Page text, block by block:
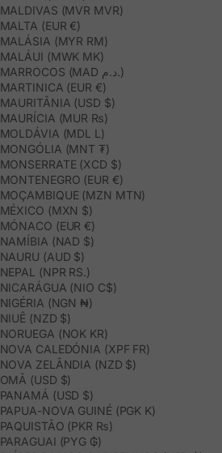
MALDIVAS (MVR MVR)
MALTA (EUR €)
MALÁSIA (MYR RM)
MALÁUI (MWK MK)
MARROCOS (MAD د.م.)
MARTINICA (EUR €)
MAURITÂNIA (USD $)
MAURÍCIA (MUR ₨)
MOLDÁVIA (MDL L)
MONGÓLIA (MNT ₮)
MONSERRATE (XCD $)
MONTENEGRO (EUR €)
MOÇAMBIQUE (MZN MTN)
MÉXICO (MXN $)
MÓNACO (EUR €)
NAMÍBIA (NAD $)
NAURU (AUD $)
NEPAL (NPR RS.)
NICARÁGUA (NIO C$)
NIGÉRIA (NGN ₦)
NIUÊ (NZD $)
NORUEGA (NOK KR)
NOVA CALEDÓNIA (XPF FR)
NOVA ZELÂNDIA (NZD $)
OMÃ (USD $)
PANAMÁ (USD $)
PAPUA-NOVA GUINÉ (PGK K)
PAQUISTÃO (PKR ₨)
PARAGUAI (PYG ₲)